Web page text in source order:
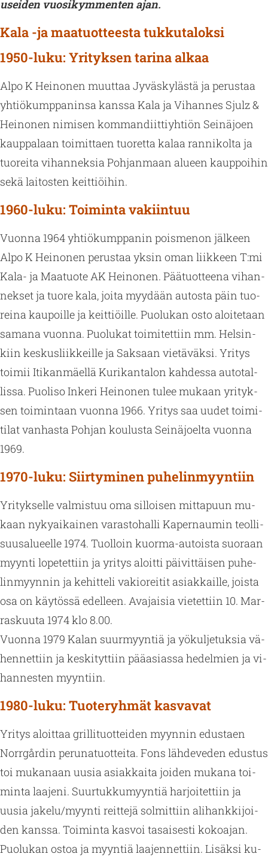
usei­den vuo­si­kym­men­ten ajan.
Kala -ja maatuotteesta tukkutaloksi
1950-luku: Yrityksen tarina alkaa
Alpo K Hei­no­nen muut­taa Jy­väs­ky­läs­tä ja pe­rus­taa
yh­tiö­kump­pa­nin­sa kans­sa Kala ja Vi­han­nes Sjulz &
Hei­no­nen ni­mi­sen kom­man­diit­tiyh­tiön Sei­nä­joen
kaup­pa­laan toi­mit­taen tuo­ret­ta kalaa ran­ni­kol­ta ja
tuo­rei­ta vi­han­nek­sia Poh­jan­maan alu­een kaup­poi­hin
sekä lai­tos­ten keit­tiöi­hin.
1960-luku: Toiminta vakiintuu
Vuon­na 1964 yh­tiö­kump­pa­nin pois­me­non jäl­keen
Alpo K Hei­no­nen pe­rus­taa yksin oman liik­keen T:mi
Kala- ja Maa­tuo­te AK Hei­no­nen. Pää­tuot­tee­na vi­han­
nek­set ja tuore kala, joita myy­dään au­tos­ta päin tuo­
rei­na kau­poil­le ja keit­tiöil­le. Puo­lu­kan osto aloi­te­taan
sa­ma­na vuon­na. Puo­lu­kat toi­mi­tet­tiin mm. Hel­sin­
kiin kes­kus­liik­keil­le ja Sak­saan vie­tä­väk­si. Yri­tys
toi­mii Iti­kan­mäel­lä Ku­ri­kan­ta­lon kah­des­sa au­to­tal­
lis­sa. Puo­li­so In­ke­ri Hei­no­nen tulee mu­kaan yri­tyk­
sen toi­min­taan vuon­na 1966. Yri­tys saa uudet toi­mi­
ti­lat van­has­ta Poh­jan kou­lus­ta Sei­nä­joel­ta vuon­na
1969.
1970-luku: Siirtyminen puhelinmyyntiin
Yri­tyk­sel­le val­mis­tuu oma sil­loi­sen mit­ta­puun mu­
kaan ny­ky­ai­kai­nen va­ras­to­hal­li Ka­per­nau­min teol­li­
suusa­lu­eel­le 1974. Tuol­loin kuor­ma-au­tois­ta suo­raan
myyn­ti lo­pe­tet­tiin ja yri­tys aloit­ti päi­vit­täi­sen pu­he­
lin­myyn­nin ja ke­hit­te­li va­kio­rei­tit asiak­kail­le, jois­ta
osa on käy­tös­sä edel­leen. Ava­jai­sia vie­tet­tiin 10. Mar­
ras­kuu­ta 1974 klo 8.00.
Vuon­na 1979 Kalan suur­myyn­tiä ja yö­kul­je­tuk­sia vä­
hen­net­tiin ja kes­ki­tyt­tiin pää­asias­sa he­del­mien ja vi­
han­nes­ten myyn­tiin.
1980-luku: Tuoteryhmät kasvavat
Yri­tys aloit­taa gril­li­tuot­tei­den myyn­nin edus­taen
Norrgår­din pe­ru­na­tuot­tei­ta. Fons läh­de­ve­den edus­tus
toi mu­ka­naan uusia asiak­kai­ta joi­den mu­ka­na toi­
min­ta laa­je­ni. Suur­tuk­ku­myyn­tiä har­joi­tet­tiin ja
uusia ja­ke­lu/myyn­ti reit­te­jä sol­mit­tiin ali­hank­ki­joi­
den kans­sa. Toi­min­ta kas­voi ta­sai­ses­ti ko­koa­jan.
Puo­lu­kan ostoa ja myyn­tiä laa­jen­net­tiin. Li­säk­si ku­